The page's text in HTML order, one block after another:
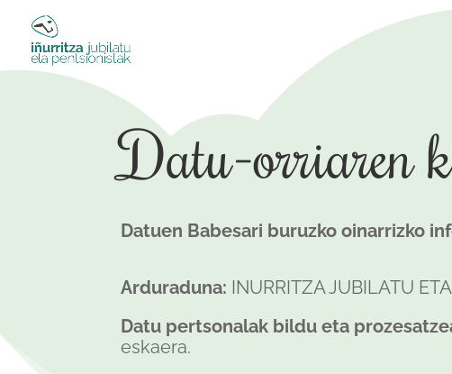
Datu-orriaren
Datuen Babesari buruzko oinarrizko
Arduraduna: INURRITZA JUBILATU
Datu pertsonalak bildu eta
eskaera.